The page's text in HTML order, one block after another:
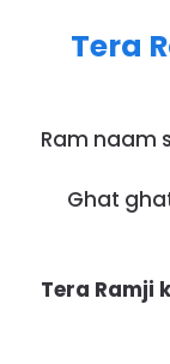
Tera
Ram naam
Ghat
Tera Ramji